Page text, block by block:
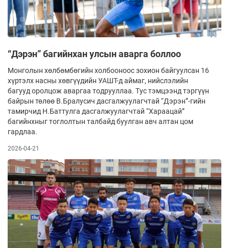
“Дэрэн” багийнхан улсын аварга боллоо
Монголын хөлбөмбөгийн холбооноос зохион байгуулсан 16
хүртэлх насны хөвгүүдийн УАШТ-д аймаг, нийслэлийн
багууд оролцож аваргаа тодрууллаа. Тус тэмцээнд тэргүүн
байрын төлөө В.Бралусич дасгалжуулагчтай “Дэрэн”-гийн
тамирчид Н.Баттулга дасгалжуулагчтай “Хараацай”
багийнхныг тоглолтын талбайд буулган авч алтан цом
гардлаа.
2026-04-21